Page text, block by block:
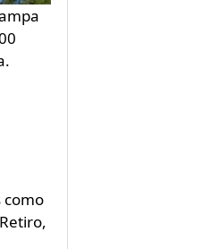
como